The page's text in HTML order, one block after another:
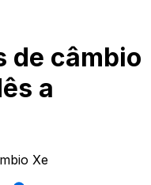
de câmbio
a
Xe